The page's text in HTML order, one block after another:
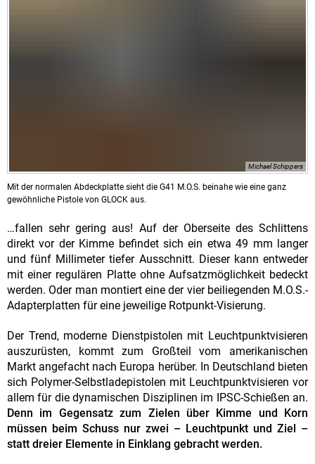
Michael Schippers
Mit der normalen Abdeckplatte sieht die G41 M.O.S. beinahe wie eine ganz
gewöhnliche Pistole von GLOCK aus.
…fallen sehr gering aus! Auf der Oberseite des Schlittens
direkt vor der Kimme befindet sich ein etwa 49 mm langer
und fünf Millimeter tiefer Ausschnitt. Dieser kann entweder
mit einer regulären Platte ohne Aufsatzmöglichkeit bedeckt
werden. Oder man montiert eine der vier beiliegenden M.O.S.-
Adapterplatten für eine jeweilige Rotpunkt-Visierung.
Der Trend, moderne Dienstpistolen mit Leuchtpunktvisieren
auszurüsten, kommt zum Großteil vom amerikanischen
Markt angefacht nach Europa herüber. In Deutschland bieten
sich Polymer-Selbstladepistolen mit Leuchtpunktvisieren vor
allem für die dynamischen Disziplinen im IPSC-Schießen an.
Denn im Gegensatz zum Zielen über Kimme und Korn
müssen beim Schuss nur zwei – Leuchtpunkt und Ziel –
statt dreier Elemente in Einklang gebracht werden.